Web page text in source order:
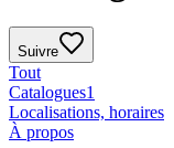
Suivre
Tout
Catalogues1
Localisations, horaires
À propos